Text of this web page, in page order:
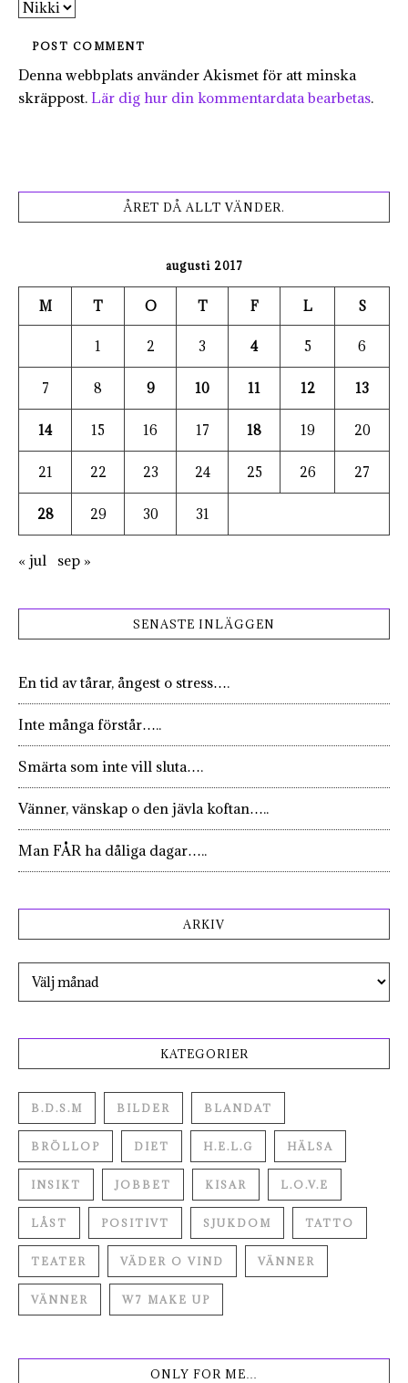
Denna webbplats använder Akismet för att minska
skräppost. Lär dig hur din kommentardata bearbetas.
ÅRET DÅ ALLT VÄNDER.
augusti 2017
M T O T F L S
1 2 3 4 5 6
7 8 9 10 11 12 13
14 15 16 17 18 19 20
21 22 23 24 25 26 27
28 29 30 31
« jul sep »
SENASTE INLÄGGEN
En tid av tårar, ångest o stress….
Inte många förstår…..
Smärta som inte vill sluta….
Vänner, vänskap o den jävla koftan…..
Man FÅR ha dåliga dagar…..
ARKIV
Arkiv
KATEGORIER
B.D.S.M BILDER BLANDAT
BRÖLLOP DIET H.E.L.G HÄLSA
INSIKT JOBBET KISAR L.O.V.E
LÅST POSITIVT SJUKDOM TATTO
TEATER VÄDER O VIND VÄNNER
VÄNNER W7 MAKE UP
ONLY FOR ME…